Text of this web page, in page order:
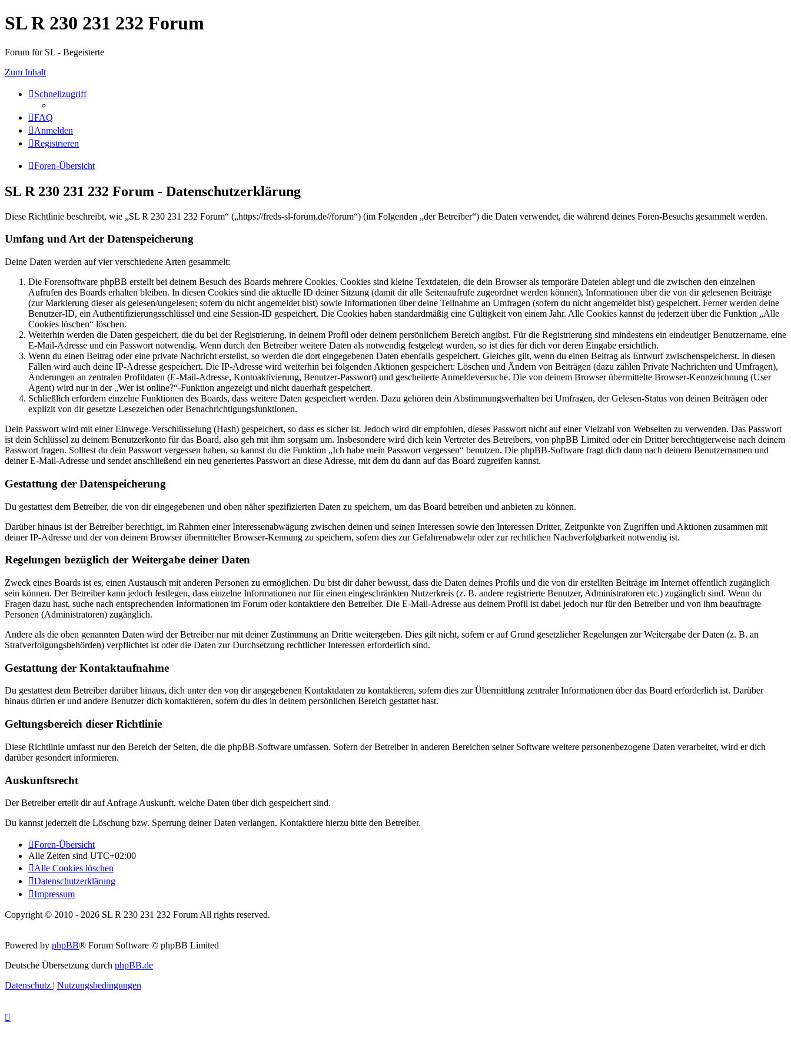
SL R 230 231 232 Forum
Forum für SL - Begeisterte
Zum Inhalt
Schnellzugriff
FAQ
Anmelden
Registrieren
Foren-Übersicht
SL R 230 231 232 Forum - Datenschutzerklärung
Diese Richtlinie beschreibt, wie „SL R 230 231 232 Forum“ („https://freds-sl-forum.de//forum“) (im Folgenden „der Betreiber“) die Daten verwendet, die während deines Foren-Besuchs gesammelt werden.
Umfang und Art der Datenspeicherung
Deine Daten werden auf vier verschiedene Arten gesammelt:
Die Forensoftware phpBB erstellt bei deinem Besuch des Boards mehrere Cookies. Cookies sind kleine Textdateien, die dein Browser als temporäre Dateien ablegt und die zwischen den einzelnen
Aufrufen des Boards erhalten bleiben. In diesen Cookies sind die aktuelle ID deiner Sitzung (damit dir alle Seitenaufrufe zugeordnet werden können), Informationen über die von dir gelesenen Beiträge
(zur Markierung dieser als gelesen/ungelesen; sofern du nicht angemeldet bist) sowie Informationen über deine Teilnahme an Umfragen (sofern du nicht angemeldet bist) gespeichert. Ferner werden deine
Benutzer-ID, ein Authentifizierungsschlüssel und eine Session-ID gespeichert. Die Cookies haben standardmäßig eine Gültigkeit von einem Jahr. Alle Cookies kannst du jederzeit über die Funktion „Alle
Cookies löschen“ löschen.
Weiterhin werden die Daten gespeichert, die du bei der Registrierung, in deinem Profil oder deinem persönlichem Bereich angibst. Für die Registrierung sind mindestens ein eindeutiger Benutzername, eine
E-Mail-Adresse und ein Passwort notwendig. Wenn durch den Betreiber weitere Daten als notwendig festgelegt wurden, so ist dies für dich vor deren Eingabe ersichtlich.
Wenn du einen Beitrag oder eine private Nachricht erstellst, so werden die dort eingegebenen Daten ebenfalls gespeichert. Gleiches gilt, wenn du einen Beitrag als Entwurf zwischenspeicherst. In diesen
Fällen wird auch deine IP-Adresse gespeichert. Die IP-Adresse wird weiterhin bei folgenden Aktionen gespeichert: Löschen und Ändern von Beiträgen (dazu zählen Private Nachrichten und Umfragen),
Änderungen an zentralen Profildaten (E-Mail-Adresse, Kontoaktivierung, Benutzer-Passwort) und gescheiterte Anmeldeversuche. Die von deinem Browser übermittelte Browser-Kennzeichnung (User
Agent) wird nur in der „Wer ist online?“-Funktion angezeigt und nicht dauerhaft gespeichert.
Schließlich erfordern einzelne Funktionen des Boards, dass weitere Daten gespeichert werden. Dazu gehören dein Abstimmungsverhalten bei Umfragen, der Gelesen-Status von deinen Beiträgen oder
explizit von dir gesetzte Lesezeichen oder Benachrichtigungsfunktionen.
Dein Passwort wird mit einer Einwege-Verschlüsselung (Hash) gespeichert, so dass es sicher ist. Jedoch wird dir empfohlen, dieses Passwort nicht auf einer Vielzahl von Webseiten zu verwenden. Das Passwort
ist dein Schlüssel zu deinem Benutzerkonto für das Board, also geh mit ihm sorgsam um. Insbesondere wird dich kein Vertreter des Betreibers, von phpBB Limited oder ein Dritter berechtigterweise nach deinem
Passwort fragen. Solltest du dein Passwort vergessen haben, so kannst du die Funktion „Ich habe mein Passwort vergessen“ benutzen. Die phpBB-Software fragt dich dann nach deinem Benutzernamen und
deiner E-Mail-Adresse und sendet anschließend ein neu generiertes Passwort an diese Adresse, mit dem du dann auf das Board zugreifen kannst.
Gestattung der Datenspeicherung
Du gestattest dem Betreiber, die von dir eingegebenen und oben näher spezifizierten Daten zu speichern, um das Board betreiben und anbieten zu können.
Darüber hinaus ist der Betreiber berechtigt, im Rahmen einer Interessenabwägung zwischen deinen und seinen Interessen sowie den Interessen Dritter, Zeitpunkte von Zugriffen und Aktionen zusammen mit
deiner IP-Adresse und der von deinem Browser übermittelter Browser-Kennung zu speichern, sofern dies zur Gefahrenabwehr oder zur rechtlichen Nachverfolgbarkeit notwendig ist.
Regelungen bezüglich der Weitergabe deiner Daten
Zweck eines Boards ist es, einen Austausch mit anderen Personen zu ermöglichen. Du bist dir daher bewusst, dass die Daten deines Profils und die von dir erstellten Beiträge im Internet öffentlich zugänglich
sein können. Der Betreiber kann jedoch festlegen, dass einzelne Informationen nur für einen eingeschränkten Nutzerkreis (z. B. andere registrierte Benutzer, Administratoren etc.) zugänglich sind. Wenn du
Fragen dazu hast, suche nach entsprechenden Informationen im Forum oder kontaktiere den Betreiber. Die E-Mail-Adresse aus deinem Profil ist dabei jedoch nur für den Betreiber und von ihm beauftragte
Personen (Administratoren) zugänglich.
Andere als die oben genannten Daten wird der Betreiber nur mit deiner Zustimmung an Dritte weitergeben. Dies gilt nicht, sofern er auf Grund gesetzlicher Regelungen zur Weitergabe der Daten (z. B. an
Strafverfolgungsbehörden) verpflichtet ist oder die Daten zur Durchsetzung rechtlicher Interessen erforderlich sind.
Gestattung der Kontaktaufnahme
Du gestattest dem Betreiber darüber hinaus, dich unter den von dir angegebenen Kontaktdaten zu kontaktieren, sofern dies zur Übermittlung zentraler Informationen über das Board erforderlich ist. Darüber
hinaus dürfen er und andere Benutzer dich kontaktieren, sofern du dies in deinem persönlichen Bereich gestattet hast.
Geltungsbereich dieser Richtlinie
Diese Richtlinie umfasst nur den Bereich der Seiten, die die phpBB-Software umfassen. Sofern der Betreiber in anderen Bereichen seiner Software weitere personenbezogene Daten verarbeitet, wird er dich
darüber gesondert informieren.
Auskunftsrecht
Der Betreiber erteilt dir auf Anfrage Auskunft, welche Daten über dich gespeichert sind.
Du kannst jederzeit die Löschung bzw. Sperrung deiner Daten verlangen. Kontaktiere hierzu bitte den Betreiber.
Foren-Übersicht
Alle Zeiten sind UTC+02:00
Alle Cookies löschen
Datenschutzerklärung
Impressum
Copyright © 2010 - 2026 SL R 230 231 232 Forum All rights reserved.
Powered by phpBB® Forum Software © phpBB Limited
Deutsche Übersetzung durch phpBB.de
Datenschutz | Nutzungsbedingungen